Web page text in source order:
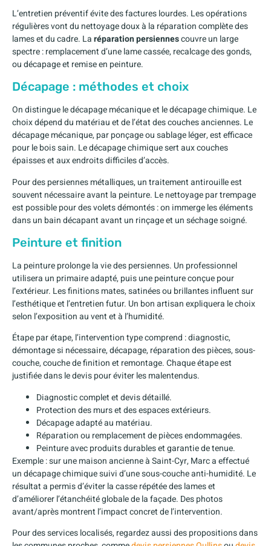
L’entretien préventif évite des factures lourdes. Les opérations
régulières vont du nettoyage doux à la réparation complète des
lames et du cadre. Laréparation persiennescouvre un large
spectre : remplacement d’une lame cassée, recalcage des gonds,
ou décapage et remise en peinture.
Décapage : méthodes et choix
On distingue le décapage mécanique et le décapage chimique. Le
choix dépend du matériau et de l’état des couches anciennes. Le
décapage mécanique, par ponçage ou sablage léger, est efficace
pour le bois sain. Le décapage chimique sert aux couches
épaisses et aux endroits difficiles d’accès.
Pour des persiennes métalliques, un traitement antirouille est
souvent nécessaire avant la peinture. Le nettoyage par trempage
est possible pour des volets démontés : on immerge les éléments
dans un bain décapant avant un rinçage et un séchage soigné.
Peinture et finition
La peinture prolonge la vie des persiennes. Un professionnel
utilisera un primaire adapté, puis une peinture conçue pour
l’extérieur. Les finitions mates, satinées ou brillantes influent sur
l’esthétique et l’entretien futur. Un bon artisan expliquera le choix
selon l’exposition au vent et à l’humidité.
Étape par étape, l’intervention type comprend : diagnostic,
démontage si nécessaire, décapage, réparation des pièces, sous-
couche, couche de finition et remontage. Chaque étape est
justifiée dans le devis pour éviter les malentendus.
Diagnostic complet et devis détaillé.
Protection des murs et des espaces extérieurs.
Décapage adapté au matériau.
Réparation ou remplacement de pièces endommagées.
Peinture avec produits durables et garantie de tenue.
Exemple : sur une maison ancienne à Saint-Cyr, Marc a effectué
un décapage chimique suivi d’une sous-couche anti-humidité. Le
résultat a permis d’éviter la casse répétée des lames et
d’améliorer l’étanchéité globale de la façade. Des photos
avant/après montrent l’impact concret de l’intervention.
Pour des services localisés, regardez aussi des propositions dans